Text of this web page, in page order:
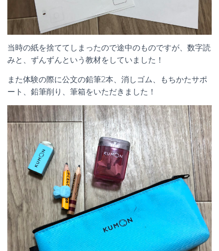
当時の紙を捨ててしまったので途中のものですが、数字読
みと、ずんずんという教材をしていました！
また体験の際に公文の鉛筆2本、消しゴム、もちかたサポ
ート、鉛筆削り、筆箱をいただきました！